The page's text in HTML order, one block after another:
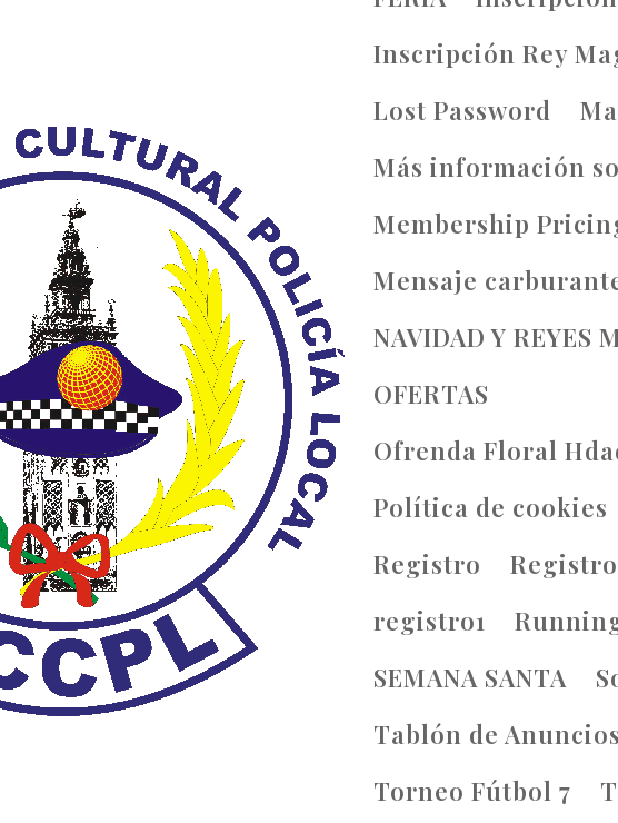
Inscripción Rey
Lost Password
Más información
Membership
Mensaje
NAVIDAD Y REYES
OFERTAS
Ofrenda Floral
Política de cookies
Registro
Registro
registro1
SEMANA SANTA
Tablón de Anuncios
Torneo Fútbol 7
Móvil